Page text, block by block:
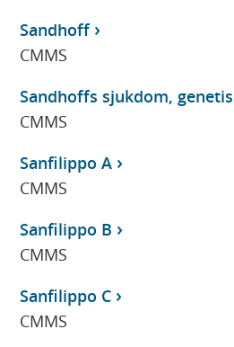
Sandhoff
CMMS
Sandhoffs sjukdom,
CMMS
Sanfilippo A
CMMS
Sanfilippo B
CMMS
Sanfilippo C
CMMS